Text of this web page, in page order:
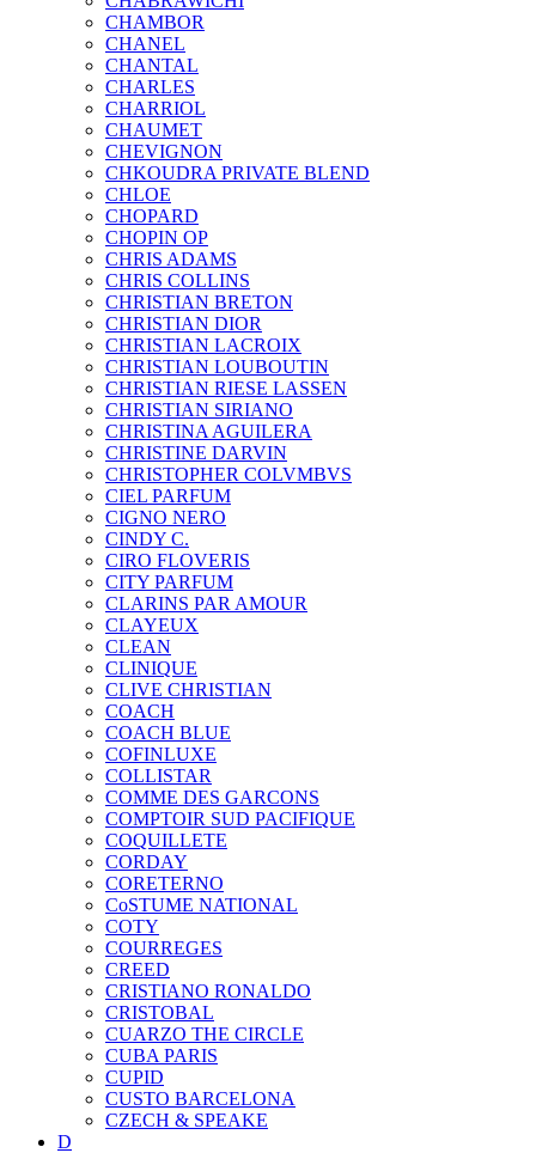
CHAMBOR
CHANEL
CHANTAL
CHARLES
CHARRIOL
CHAUMET
CHEVIGNON
CHKOUDRA PRIVATE BLEND
CHLOE
CHOPARD
CHOPIN OP
CHRIS ADAMS
CHRIS COLLINS
CHRISTIAN BRETON
CHRISTIAN DIOR
CHRISTIAN LACROIX
CHRISTIAN LOUBOUTIN
CHRISTIAN RIESE LASSEN
CHRISTIAN SIRIANO
CHRISTINA AGUILERA
CHRISTINE DARVIN
CHRISTOPHER COLVMBVS
CIEL PARFUM
CIGNO NERO
CINDY C.
CIRO FLOVERIS
CITY PARFUM
CLARINS PAR AMOUR
CLAYEUX
CLEAN
CLINIQUE
CLIVE CHRISTIAN
COACH
COACH BLUE
COFINLUXE
COLLISTAR
COMME DES GARCONS
COMPTOIR SUD PACIFIQUE
COQUILLETE
CORDAY
CORETERNO
CoSTUME NATIONAL
COTY
COURREGES
CREED
CRISTIANO RONALDO
CRISTOBAL
CUARZO THE CIRCLE
CUBA PARIS
CUPID
CUSTO BARCELONA
CZECH & SPEAKE
D